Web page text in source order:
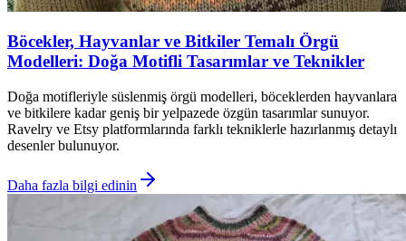
Böcekler, Hayvanlar ve Bitkiler Temalı Örgü
Modelleri: Doğa Motifli Tasarımlar ve Teknikler
Doğa motifleriyle süslenmiş örgü modelleri, böceklerden hayvanlara
ve bitkilere kadar geniş bir yelpazede özgün tasarımlar sunuyor.
Ravelry ve Etsy platformlarında farklı tekniklerle hazırlanmış detaylı
desenler bulunuyor.
Daha fazla bilgi edinin